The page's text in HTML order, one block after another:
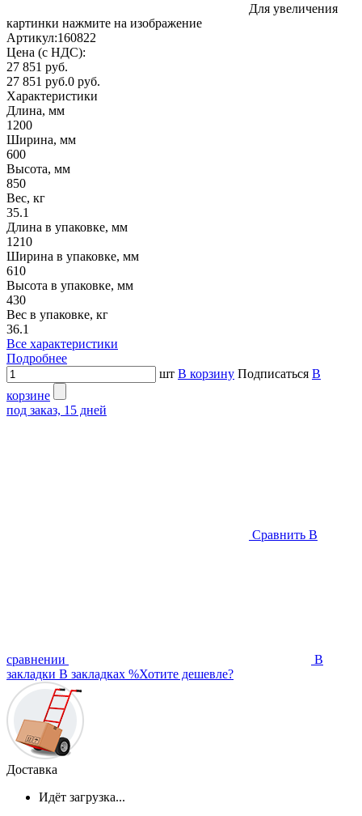
Для увеличения
картинки нажмите на изображение
Артикул:160822
Цена (с НДС):
27 851 руб.
27 851 руб.0 руб.
Характеристики
Длина, мм
1200
Ширина, мм
600
Высота, мм
850
Вес, кг
35.1
Длина в упаковке, мм
1210
Ширина в упаковке, мм
610
Высота в упаковке, мм
430
Вес в упаковке, кг
36.1
Все характеристики
Подробнее
шт В корзину Подписаться В
корзине
под заказ, 15 дней
Сравнить В
сравнении
В
закладки В закладках %Хотите дешевле?
Доставка
Идёт загрузка...